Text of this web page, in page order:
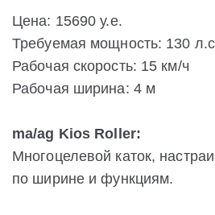
Цена: 15690 у.е.
Требуемая мощность: 130
Рабочая скорость: 15 км/ч
Рабочая ширина: 4 м
ma/ag Kios Roller:
Многоцелевой каток,
по ширине и функциям.